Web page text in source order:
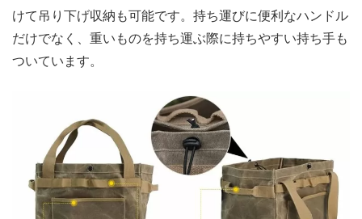
けて吊り下げ収納も可能です。持ち運びに便利なハンドル
だけでなく、重いものを持ち運ぶ際に持ちやすい持ち手も
ついています。